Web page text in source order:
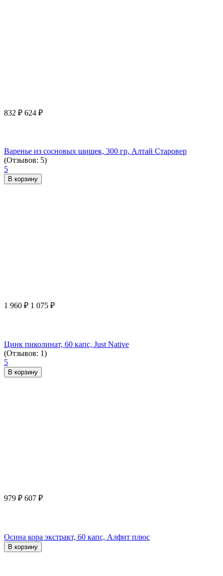
832 ₽ 624 ₽
Варенье из сосновых шишек, 300 гр, Алтай Старовер
(Отзывов: 5)
5
В корзину
1 960 ₽ 1 075 ₽
Цинк пиколинат, 60 капс, Just Native
(Отзывов: 1)
5
В корзину
979 ₽ 607 ₽
Осина кора экстракт, 60 капс, Алфит плюс
В корзину